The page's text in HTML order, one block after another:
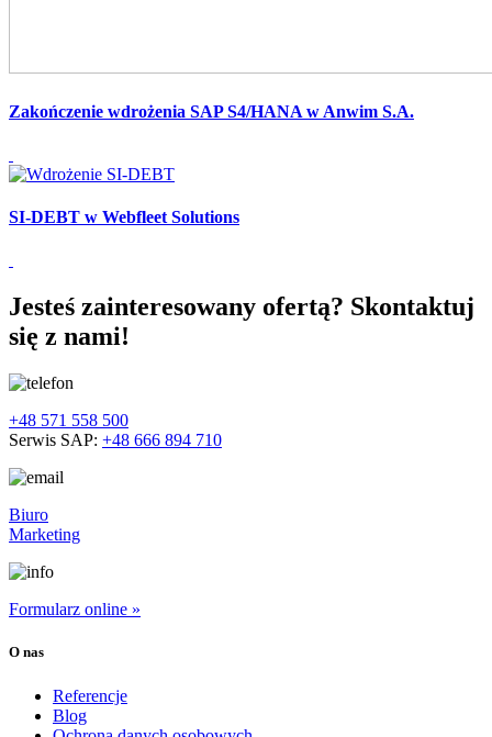
Zakończenie wdrożenia SAP S4/HANA w Anwim S.A.
SI-DEBT w Webfleet Solutions
Jesteś zainteresowany ofertą? Skontaktuj
się z nami!
+48 571 558 500
Serwis SAP: +48 666 894 710
Biuro
Marketing
Formularz online »
O nas
Referencje
Blog